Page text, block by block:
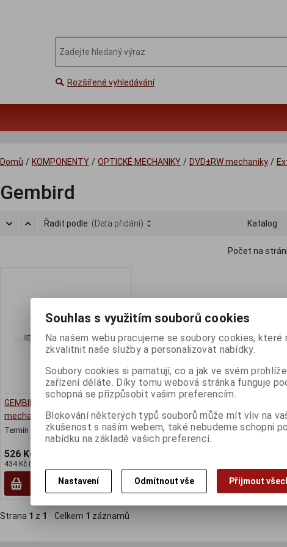
Rozšířené vyhledávání
Domů / KOMPONENTY / OPTICKÉ MECHANIKY / DVD±RW mechaniky /
Gembird
Řadit podle: (Data přidání) Katalog
Počet na
GEMBIRD externí USB DVD
mechanika
Termín dodání (dny):1
526 Kč
434 Kč (bez DPH:)
Koupit
Strana 1 z 1 Celkem 1 záznamů
Souhlas s využitím souborů cookies
Na našem webu pracujeme se soubory cookies, které
zkvalitnit naše služby a personalizovat nabídky.
Soubory cookies si pamatují, co a jak ve svém
zařízení děláte. Díky tomu webová stránka funguje
schopná se přizpůsobit vašim preferencím.
Blokování některých typů souborů může mít vliv na
zkušenost s naším webem, také nebudeme schopni
nabídku na základě vašich preferencí.
Nastavení Odmítnout vše Přijmout